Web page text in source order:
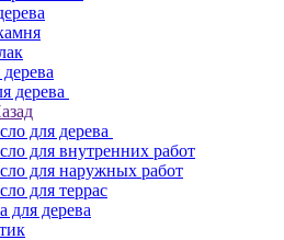
дерева
для дерева
для внутренних работ
для наружных работ
для террас
для дерева